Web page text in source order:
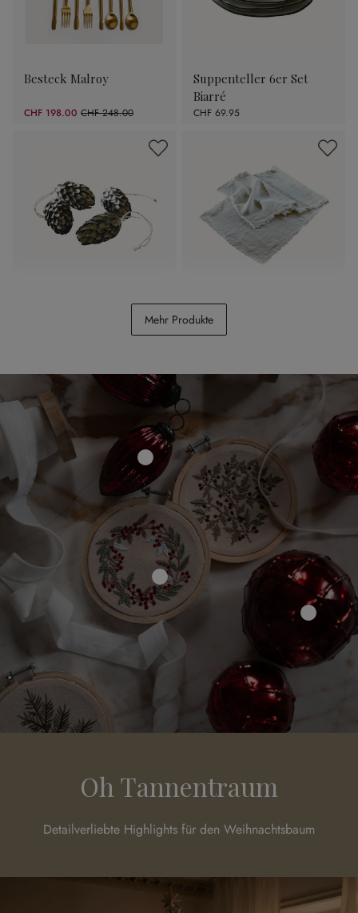
Besteck Malroy
CHF 198.00 CHF 248.00
(20.16% gespart)
Suppenteller 6er Set
Biarré
CHF 69.95
Anhänger 4er Set Lonrai Tischläufer Topsfield
Mehr Produkte
Oh Tannentraum
Detailverliebte Highlights für den Weihnachtsbaum